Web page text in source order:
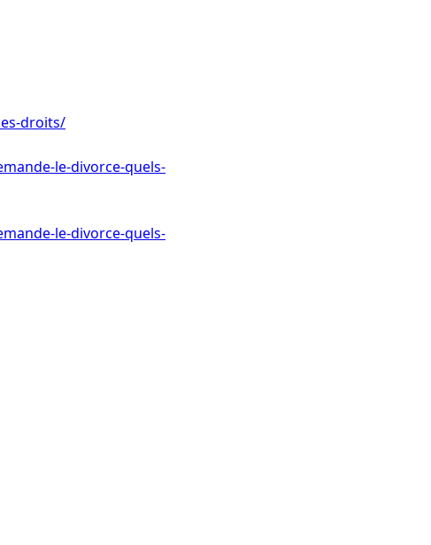
droits/
le-divorce-quels-
le-divorce-quels-